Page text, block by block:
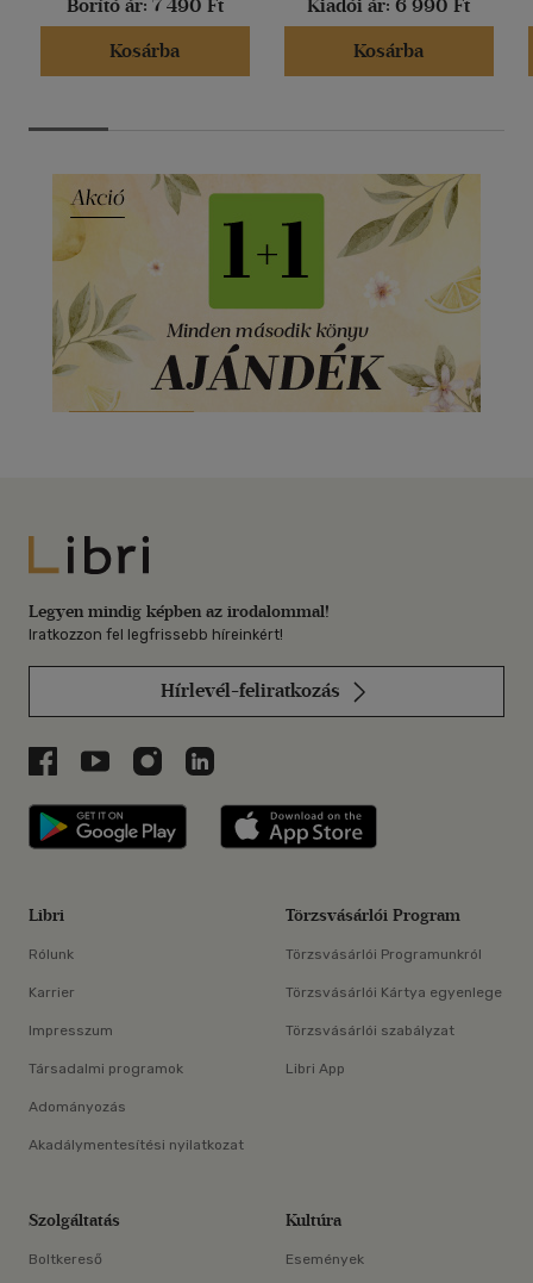
Borító ár: 7 490 Ft
Kosárba
Kiadói ár: 6 990 Ft
Kosárba
Libri
Legyen mindig képben az irodalommal!
Iratkozzon fel legfrissebb híreinkért!
Hírlevél-feliratkozás
Libri a Facebookon
Libri a Youtube-on
Libri az Instagramon
Libri a LinkedInen
Libri applikáció Szerezd meg: Google
Libri
Rólunk
Karrier
Impresszum
Társadalmi programok
Adományozás
Akadálymentesítési nyilatkozat
Törzsvásárlói Program
Törzsvásárlói Programunkról
Törzsvásárlói Kártya egyenlege
Törzsvásárlói szabályzat
Libri App
Szolgáltatás
Boltkereső
Kultúra
Események